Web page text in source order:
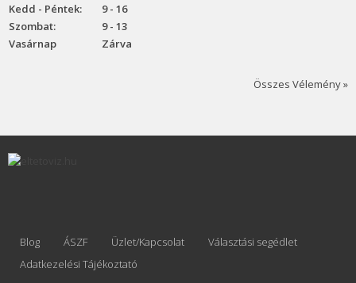
Kedd - Péntek:
9 - 16
Szombat:
9 - 13
Vasárnap
Zárva
Összes Vélemény »
Blog ÁSZF Üzlet/Kapcsolat
Választási segédlet
Adatkezelési Tájékoztató